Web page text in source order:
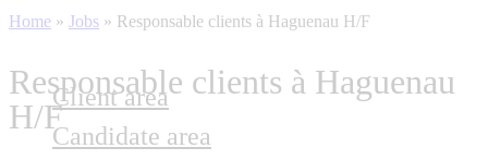
Client area
Candidate area
Home » Jobs » Responsable clients à Haguenau H/F
Responsable clients à Haguenau
H/F